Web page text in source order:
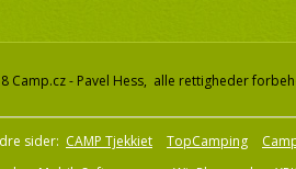
Camp.cz - Pavel Hess, alle rettigheder
sider: CAMP Tjekkiet TopCamping